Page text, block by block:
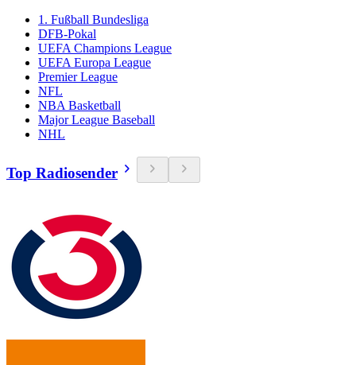
1. Fußball Bundesliga
DFB-Pokal
UEFA Champions League
UEFA Europa League
Premier League
NFL
NBA Basketball
Major League Baseball
NHL
Top Radiosender